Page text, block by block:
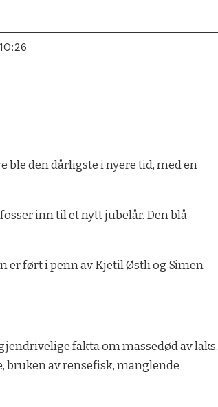
ble den dårligste i nyere tid, med en
inn til et nytt jubelår. Den blå
er ført i penn av Kjetil Østli og Simen
fakta om massedød av laks,
av rensefisk, manglende